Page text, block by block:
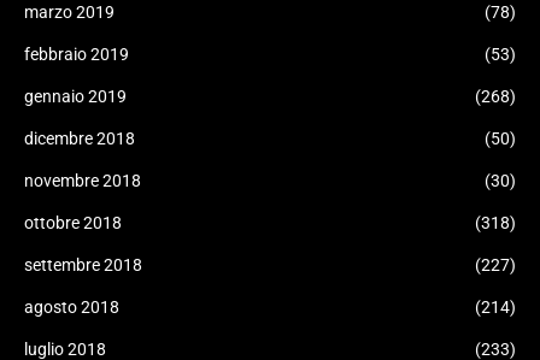
marzo 2019 (78)
febbraio 2019 (53)
gennaio 2019 (268)
dicembre 2018 (50)
novembre 2018 (30)
ottobre 2018 (318)
settembre 2018 (227)
agosto 2018 (214)
luglio 2018 (233)